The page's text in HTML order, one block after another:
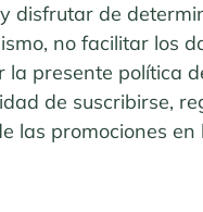
disfrutar de
no facilitar los
la presente política
de suscribirse,
las promociones en